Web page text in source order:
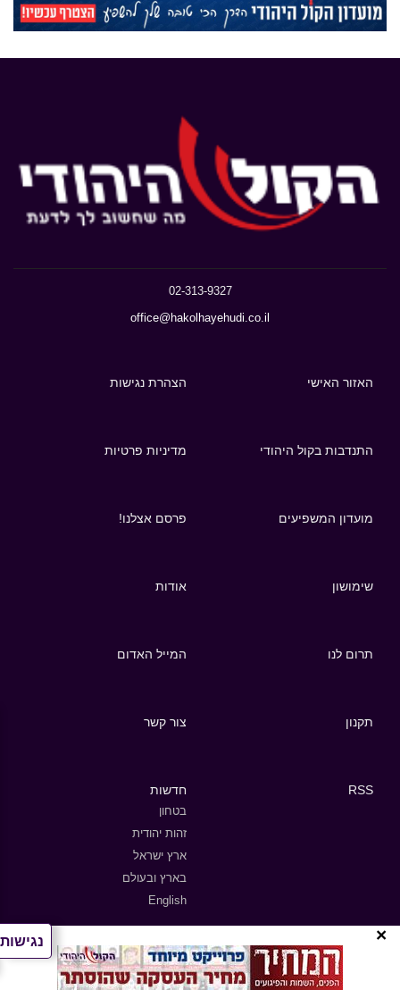
נגישות ×
02-313-9327
office@hakolhayehudi.co.il
האזור האישי הצהרת נגישות
התנדבות בקול היהודי מדיניות פרטיות
מועדון המשפיעים פרסם אצלנו!
שימושון אודות
תרום לנו המייל האדום
תקנון צור קשר
RSS חדשות
בטחון
זהות יהודית
ארץ ישראל
בארץ ובעולם
English
מפת אתר הסכתים